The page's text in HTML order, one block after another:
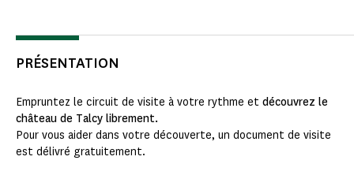
PRÉSENTATION
Empruntez le circuit de visite à votre rythme et découvrez le
château de Talcy librement.
Pour vous aider dans votre découverte, un document de visite
est délivré gratuitement.